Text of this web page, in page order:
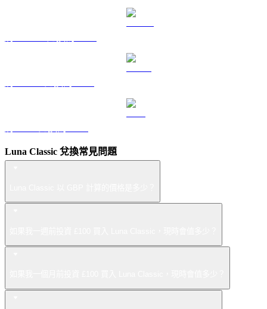
Luna Classic 兌換常見問題